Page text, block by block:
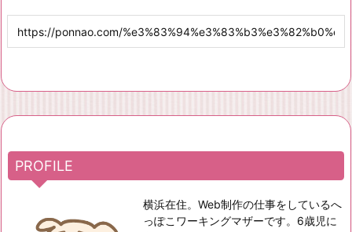
PROFILE
横浜在住。Web制作の仕事をしているへ
っぽこワーキングマザーです。6歳児に